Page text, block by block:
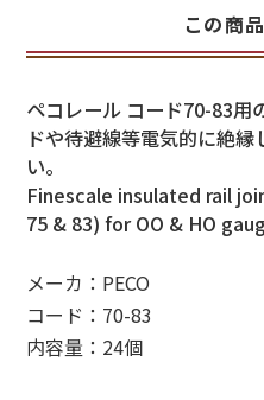
この商
ペコレール コード70-83用
ドや待避線等電気的に絶
い。
Finescale insulated rail
75 & 83) for OO & HO
メーカ：PECO
コード：70-83
内容量：24個